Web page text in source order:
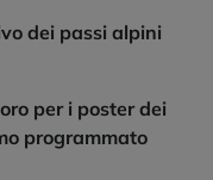
dei passi alpini
per i poster dei
programmato